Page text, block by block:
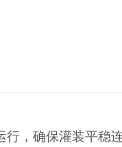
，确保灌装平稳